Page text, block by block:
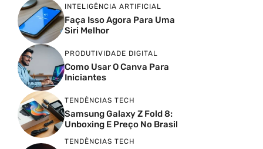
INTELIGÊNCIA ARTIFICIAL
Faça Isso Agora Para Uma
Siri Melhor
PRODUTIVIDADE DIGITAL
Como Usar O Canva Para
Iniciantes
TENDÊNCIAS TECH
Samsung Galaxy Z Fold 8:
Unboxing E Preço No Brasil
TENDÊNCIAS TECH